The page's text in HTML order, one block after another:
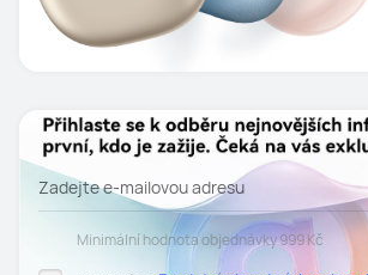
Zadejte e-mailovou adresu
Minimální hodnota objednávky 999 Kč